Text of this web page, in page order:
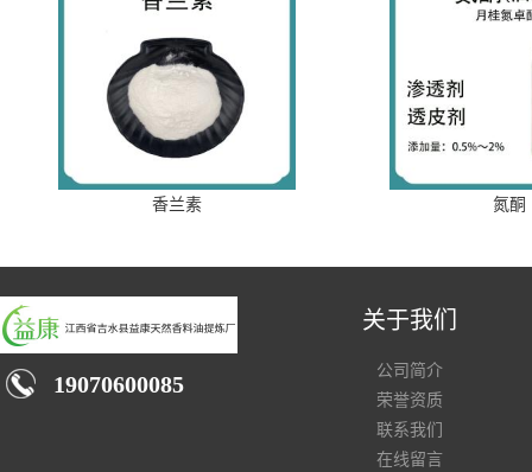
香兰素 氮酮
19070600085
关于我们
公司简介
荣誉资质
联系我们
在线留言